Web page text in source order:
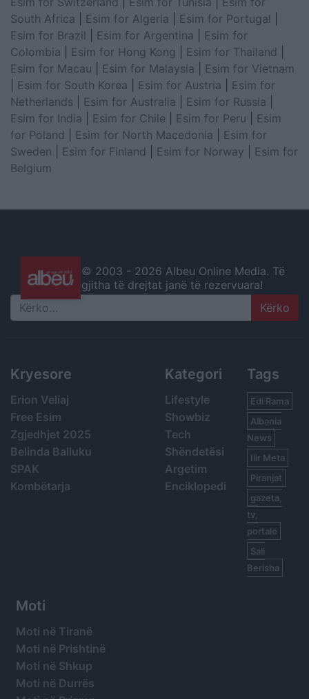
South Africa
Esim for Algeria Esim for Portugal
Esim for Brazil
Esim for Argentina
Esim for
Colombia
Esim for Hong Kong Esim for Thailand
Esim for Macau
Esim for Malaysia
Esim for Vietnam
Esim for South Korea Esim for Austria
Esim for
Netherlands
Esim for Australia Esim for Russia
Esim for India
Esim for Chile Esim for Peru
Esim
for Poland
Esim for North Macedonia
Esim for
Sweden
Esim for Finland Esim for Norway
Esim for
Belgium
© 2003 - 2026 Albeu Online Media. Të
gjitha të drejtat janë të rezervuara!
Search
Kryesore
Erion Veliaj
Free Esim
Zgjedhjet 2025
Belinda Balluku
SPAK
Kombëtarja
Kategori
Lifestyle
Showbiz
Tech
Shëndetësi
Argetim
Enciklopedi
Tags
Edi Rama
Albania
News
Ilir Meta
Piranjat
gazeta,
tv,
portale
Sali
Berisha
Moti
Moti në Tiranë
Moti në Prishtinë
Moti në Shkup
Moti në Durrës